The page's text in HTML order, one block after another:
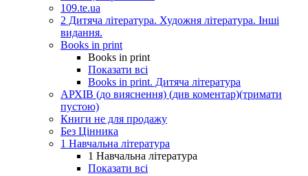
109.te.ua
2 Дитяча література. Художня література. Інші
видання.
Books in print
Books in print
Показати всі
Books in print. Дитяча література
АРХІВ (до вияснення) (див коментар)(тримати
пустою)
Книги не для продажу
Без Цінника
1 Навчальна література
1 Навчальна література
Показати всі